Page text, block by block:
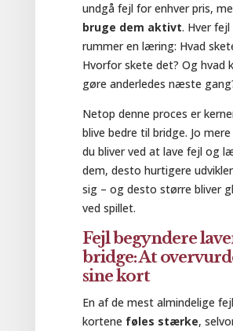
undgå fejl for enhver pris,
bruge dem aktivt. Hver fejl
rummer en læring: Hvad
Hvorfor skete det? Og hvad
gøre anderledes næste
Netop denne proces er
blive bedre til bridge. Jo
du bliver ved at lave fejl og
dem, desto hurtigere
sig – og desto større bliver
ved spillet.
Fejl begyndere
bridge: At
sine kort
En af de mest almindelige
kortene føles stærke,